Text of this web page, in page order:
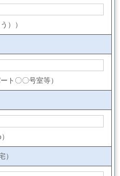
））
ト〇〇号室等）
）